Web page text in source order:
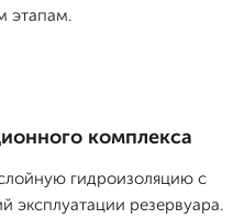
этапам.
комплекса
гидроизоляцию с
эксплуатации резервуара.